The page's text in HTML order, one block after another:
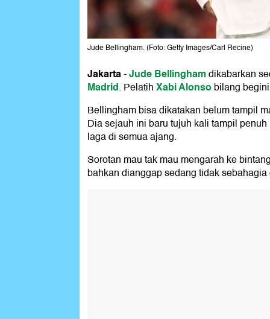
Jude Bellingham. (Foto: Getty Images/Carl Recine)
Jakarta-Jude Bellinghamdikabarkan
Madrid. PelatihXabi Alonsobilang
Bellingham bisa dikatakan belum tampil
Dia sejauh ini baru tujuh kali tampil
laga di semua ajang.
Sorotan mau tak mau mengarah ke
bahkan dianggap sedang tidak sebahagia